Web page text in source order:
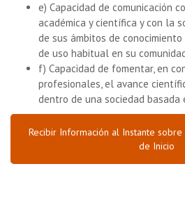
e) Capacidad de comunicación
académica y científica y con la
de sus ámbitos de
de uso habitual en su
f) Capacidad de fomentar, en
profesionales, el avance
dentro de una sociedad basada
Recibir Información al Instante sobre
de Inicio